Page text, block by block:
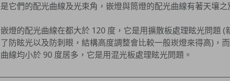
是它們的配光曲線及光束角，嵌燈與筒燈的配光曲線有著天壤之
嵌燈的配光曲線在都大於 120 度，它是用擴散板處理眩光問題 (
了防眩光以及防刺眼，結構高度調整會比較一般崁燈來得高)，
曲線均小於 90 度居多，它是用混光板處理眩光問題。